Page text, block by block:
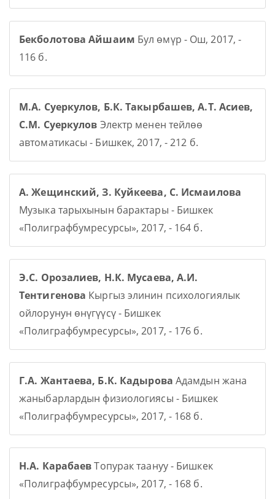
Бекболотова Айшаим Бул өмүр - Ош, 2017, -
116 б.
М.А. Суеркулов, Б.К. Такырбашев, А.Т. Асиев,
С.М. Суеркулов Электр менен тейлөө
автоматикасы - Бишкек, 2017, - 212 б.
А. Жещинский, З. Куйкеева, С. Исмаилова
Музыка тарыхынын барактары - Бишкек
«Полиграфбумресурсы», 2017, - 164 б.
Э.С. Орозалиев, Н.К. Мусаева, А.И.
Тентигенова Кыргыз элинин психологиялык
ойлорунун өнүгүүсү - Бишкек
«Полиграфбумресурсы», 2017, - 176 б.
Г.А. Жантаева, Б.К. Кадырова Адамдын жана
жаныбарлардын физиологиясы - Бишкек
«Полиграфбумресурсы», 2017, - 168 б.
Н.А. КарабаевТопурак таануу - Бишкек
«Полиграфбумресурсы», 2017, - 168 б.